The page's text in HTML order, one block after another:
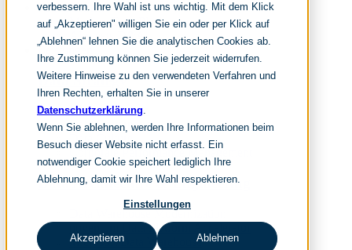
verbessern. Ihre Wahl ist uns wichtig. Mit dem Klick
auf „Akzeptieren" willigen Sie ein oder per Klick auf
„Ablehnen“ lehnen Sie die analytischen Cookies ab.
Ihre Zustimmung können Sie jederzeit widerrufen.
Weitere Hinweise zu den verwendeten Verfahren und
Ihren Rechten, erhalten Sie in unserer
Datenschutzerklärung.
Wenn Sie ablehnen, werden Ihre Informationen beim
Besuch dieser Website nicht erfasst. Ein
notwendiger Cookie speichert lediglich Ihre
Ablehnung, damit wir Ihre Wahl respektieren.
Einstellungen
Akzeptieren Ablehnen
Fokusthemen
Modern Data Platform
AI meets D&A
Leistungen
Data Strategy
BI-Organisation
Data Governance
Data Culture
Corporate Performance Management
Data Architecture & Engineering
Data Warehouse Modernization
noventum Data Platform Accelerator
Microsoft Data Warehouse